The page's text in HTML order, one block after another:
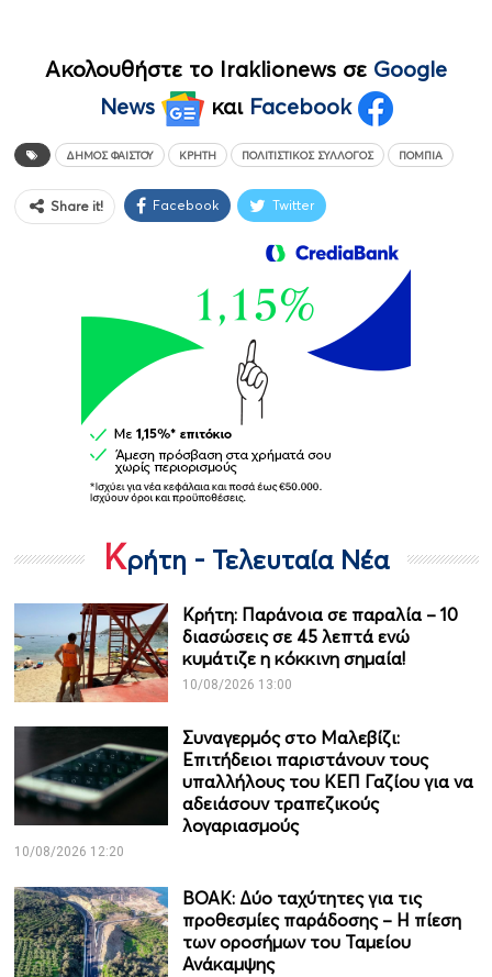
Ακολουθήστε το Iraklionews σε Google
News
και Facebook
ΔΉΜΟΣ ΦΑΙΣΤΟΎ ΚΡΉΤΗ ΠΟΛΙΤΙΣΤΙΚΌΣ ΣΎΛΛΟΓΟΣ ΠΌΜΠΙΑ
Share it! Facebook Twitter
Κρήτη - Τελευταία Νέα
Κρήτη: Παράνοια σε παραλία – 10
διασώσεις σε 45 λεπτά ενώ
κυμάτιζε η κόκκινη σημαία!
10/08/2026 13:00
Συναγερμός στο Μαλεβίζι:
Επιτήδειοι παριστάνουν τους
υπαλλήλους του ΚΕΠ Γαζίου για να
αδειάσουν τραπεζικούς
λογαριασμούς
10/08/2026 12:20
ΒΟΑΚ: Δύο ταχύτητες για τις
προθεσμίες παράδοσης – Η πίεση
των οροσήμων του Ταμείου
Ανάκαμψης